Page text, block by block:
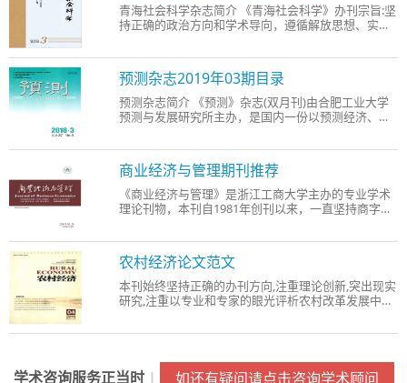
青海社会科学杂志简介 《青海社会科学》办刊宗旨:坚
持正确的政治方向和学术导向，遵循解放思想、实事
则，贯彻百花齐放、百家争鸣的方针，既重视基础理
论、历史问题、全国性问题的研究，更重视应用理
论、现实
预测杂志2019年03期目录
预测杂志简介 《预测》杂志(双月刊)由合肥工业大学
预测与发展研究所主办，是国内一份以预测经济、社
主旨的学术期刊。自1982年创刊以来，一直以其独特
的内容和学术风格深为广大读者所欢迎。1992年，本
刊被评选
商业经济与管理期刊推荐
《商业经济与管理》是浙江工商大学主办的专业学术
理论刊物，本刊自1981年创刊以来，一直坚持商字特
位，先后获得了国内学术期刊几大权威评价体系的共
同认可和一系列奖项。先后荣获全国高校精品社科期
刊全国高校
农村经济论文范文
本刊始终坚持正确的办刊方向,注重理论创新,突出现实
研究,注重以专业和专家的眼光评析农村改革发展中的
和方法,从全新和全面的角度展示改革开放后广大农村
学术咨询服务正当时 | 如还有疑问请点击咨询学术顾问